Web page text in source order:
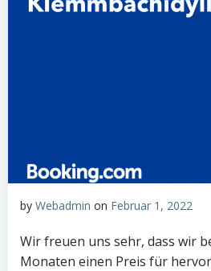
by Webadmin on Februar 1, 2022
Wir freuen uns sehr, dass wir
Monaten einen Preis für